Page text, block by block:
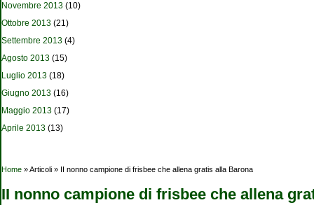
Novembre 2013 (10)
Ottobre 2013 (21)
Settembre 2013 (4)
Agosto 2013 (15)
Luglio 2013 (18)
Giugno 2013 (16)
Maggio 2013 (17)
Aprile 2013 (13)
Tu sei qui
Home » Articoli » II nonno campione di frisbee che allena gratis alla Barona
II nonno campione di frisbee che allena